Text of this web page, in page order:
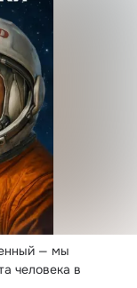
— мы
человека в